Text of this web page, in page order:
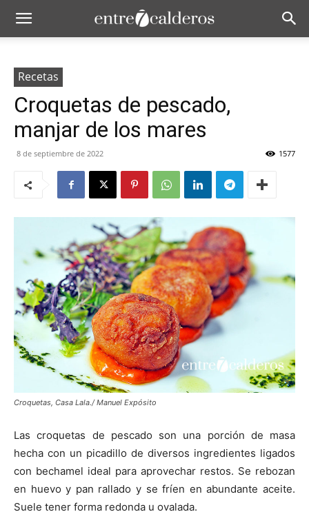
Recetas
Croquetas de pescado,
manjar de los mares
8 de septiembre de 2022 1577
Croquetas, Casa Lala./ Manuel Expósito
Las croquetas de pescado son una porción de masa
hecha con un picadillo de diversos ingredientes ligados
con bechamel ideal para aprovechar restos. Se rebozan
en huevo y pan rallado y se fríen en abundante aceite.
Suele tener forma redonda u ovalada.